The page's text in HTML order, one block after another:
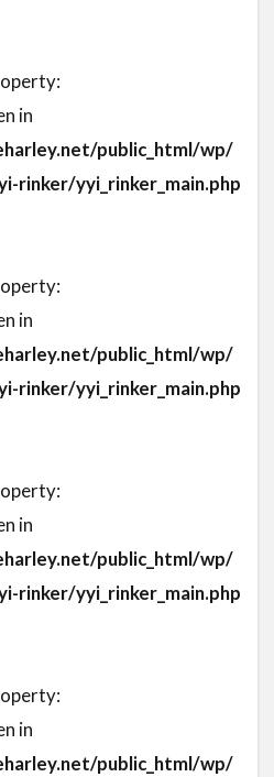
in
public_html/wp/
rinker/yyi_rinker_main.php
in
public_html/wp/
rinker/yyi_rinker_main.php
in
public_html/wp/
rinker/yyi_rinker_main.php
in
public_html/wp/